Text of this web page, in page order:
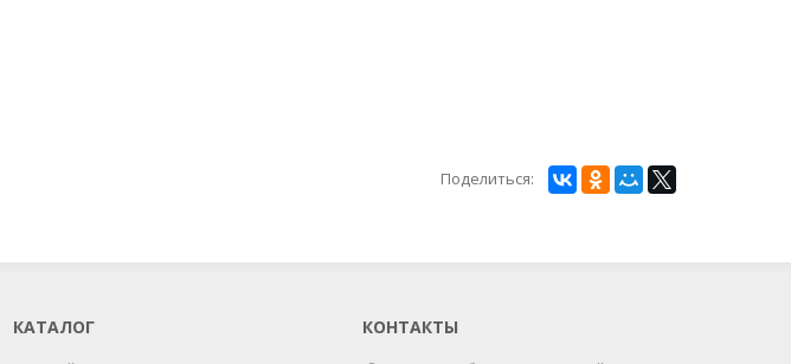
Поделиться:
КАТАЛОГ
КОНТАКТЫ